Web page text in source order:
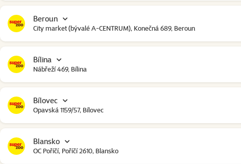
Beroun
City market (bývalé A-CENTRUM), Konečná 689, Beroun
Bílina
Nábřeží 469, Bílina
Bílovec
Opavská 1159/57, Bílovec
Blansko
OC Poříčí, Poříčí 2610, Blansko